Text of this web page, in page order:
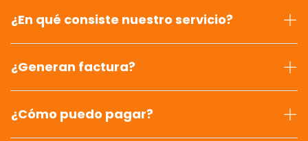
¿En qué consiste nuestro servicio?
¿Generan factura?
¿Cómo puedo pagar?